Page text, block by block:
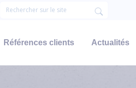
Références clients Actualités